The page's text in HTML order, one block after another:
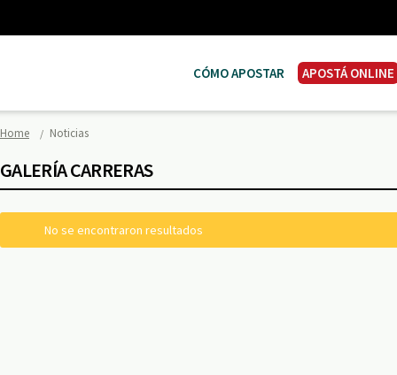
CÓMO APOSTAR APOSTÁ ONLINE
Home Noticias
GALERÍA CARRERAS
No se encontraron resultados